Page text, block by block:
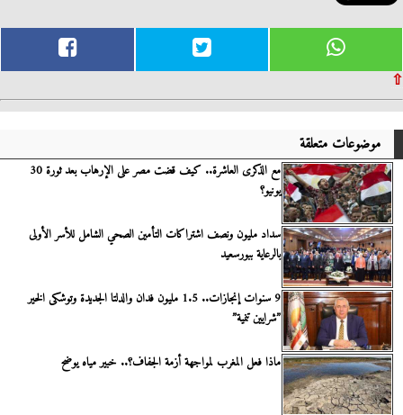
⇧
موضوعات متعلقة
مع الذكرى العاشرة.. كيف قضت مصر على الإرهاب بعد ثورة 30
يونيو؟
سداد مليون ونصف اشتراكات التأمين الصحي الشامل للأسر الأولى
بالرعاية ببورسعيد
9 سنوات إنجازات.. 1.5 مليون فدان والدلتا الجديدة وتوشكى الخير
”شرايين تنمية”
ماذا فعل المغرب لمواجهة أزمة الجفاف؟.. خبير مياه يوضح